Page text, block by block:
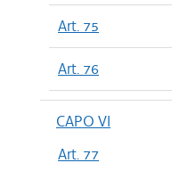
Art. 75
Art. 76
CAPO VI
Art. 77